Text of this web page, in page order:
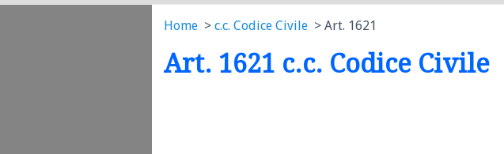
Home c.c. Codice Civile Art. 1621
Art. 1621 c.c. Codice Civile